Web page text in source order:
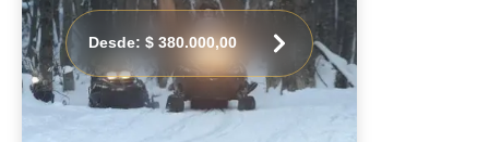
Desde: $ 380.000,00